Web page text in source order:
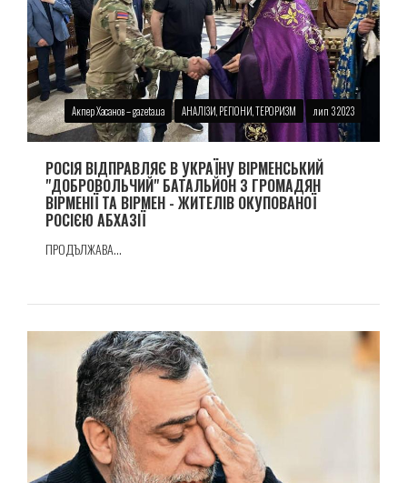
Акпер Хасанов – gazeta.ua АНАЛІЗИ, РЕГІОНИ, ТЕРОРИЗМ лип 3 2023
РОСІЯ ВІДПРАВЛЯЄ В УКРАЇНУ ВІРМЕНСЬКИЙ
"ДОБРОВОЛЬЧИЙ" БАТАЛЬЙОН З ГРОМАДЯН
ВІРМЕНІЇ ТА ВІРМЕН - ЖИТЕЛІВ ОКУПОВАНОЇ
РОСІЄЮ АБХАЗІЇ
ПРОДЪЛЖАВА...